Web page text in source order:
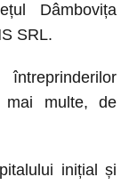
Dâmbovița
SRL.
multe, de
inițial și